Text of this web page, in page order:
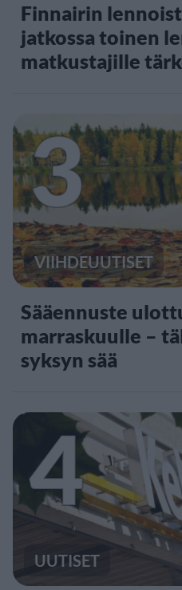
Finnairin
jatkossa toinen
matkustajille
3
VIIHDEUUTISET
Sääennuste
marraskuulle –
syksyn sää
4
UUTISET